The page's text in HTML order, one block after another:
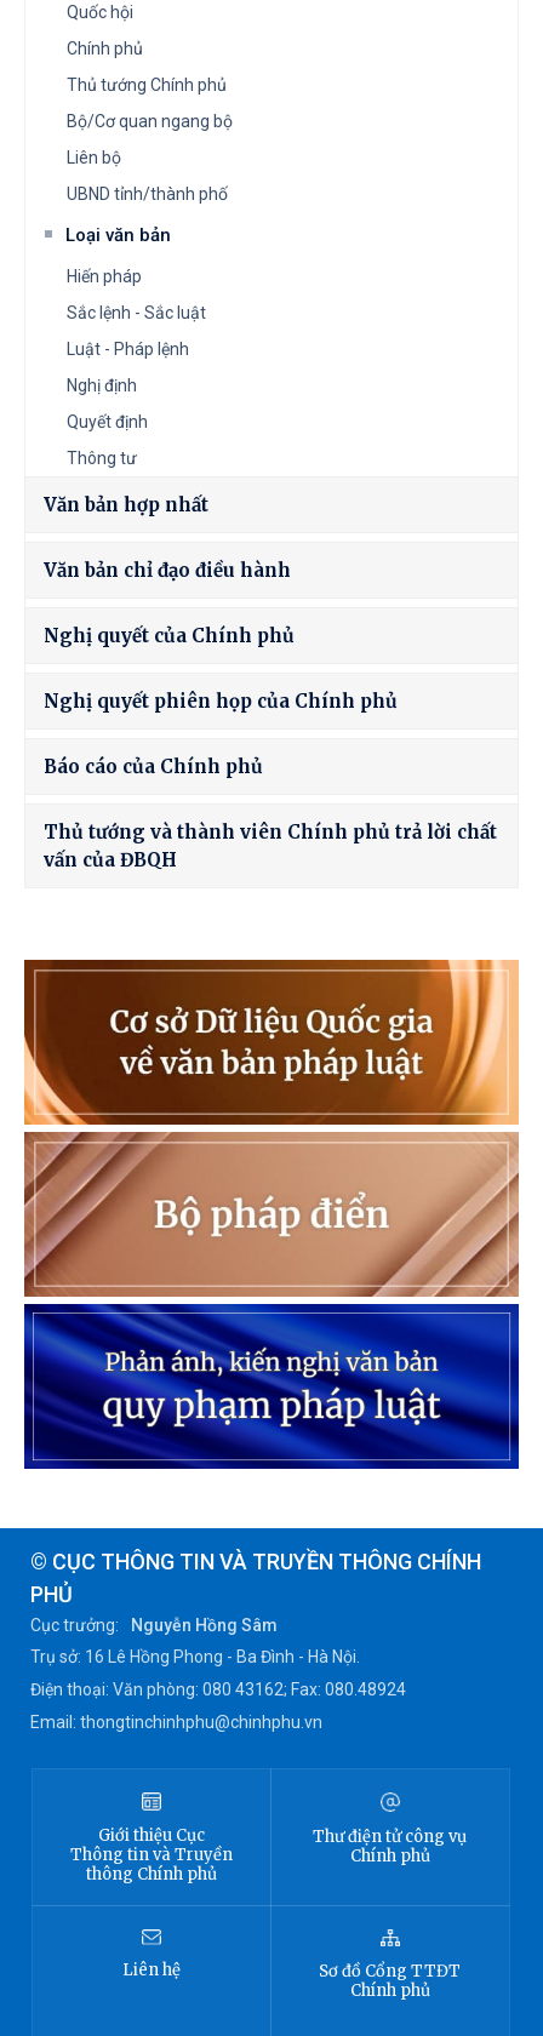
Quốc hội
Chính phủ
Thủ tướng Chính phủ
Bộ/Cơ quan ngang bộ
Liên bộ
UBND tỉnh/thành phố
Loại văn bản
Hiến pháp
Sắc lệnh - Sắc luật
Luật - Pháp lệnh
Nghị định
Quyết định
Thông tư
Văn bản hợp nhất
Văn bản chỉ đạo điều hành
Nghị quyết của Chính phủ
Nghị quyết phiên họp của Chính phủ
Báo cáo của Chính phủ
Thủ tướng và thành viên Chính phủ trả lời chất
vấn của ĐBQH
© CỤC THÔNG TIN VÀ TRUYỀN THÔNG CHÍNH
PHỦ
Cục trưởng:
Nguyễn Hồng Sâm
Trụ sở: 16 Lê Hồng Phong - Ba Đình - Hà Nội.
Điện thoại: Văn phòng: 080 43162; Fax: 080.48924
Email: thongtinchinhphu@chinhphu.vn
Giới thiệu Cục
Thông tinvà Truyền
thông Chính phủ
Thư điện tử công vụ
Chính phủ
Liên hệ Sơ đồ Cổng TTĐT
Chính phủ